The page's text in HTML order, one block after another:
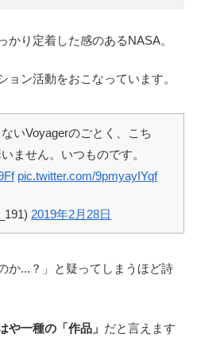
り定着した感のあるNASA。
ン活動をおこなっています。
いVoyagerのごとく、こち
ません。いつものです。
pic.twitter.com/9pmyayIYqf
2019年2月28日
か...？」と疑ってしまうほど詩
や一種の「作品」 だと言えます